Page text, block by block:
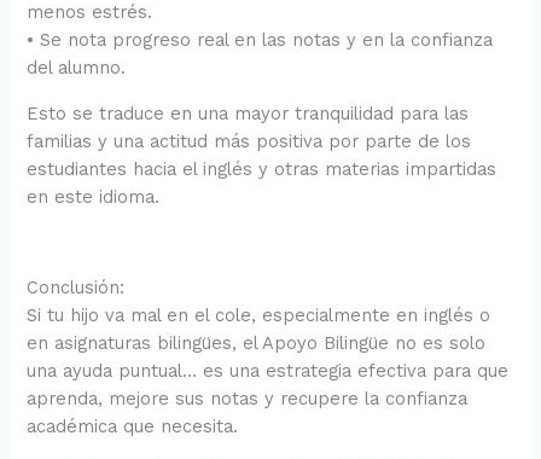
menos estrés.
• Se nota progreso real en las notas y en la confianza
del alumno.
Esto se traduce en una mayor tranquilidad para las
familias y una actitud más positiva por parte de los
estudiantes hacia el inglés y otras materias impartidas
en este idioma.
Conclusión:
Si tu hijo va mal en el cole, especialmente en inglés o
en asignaturas bilingües, el Apoyo Bilingüe no es solo
una ayuda puntual… es una estrategia efectiva para que
aprenda, mejore sus notas y recupere la confianza
académica que necesita.